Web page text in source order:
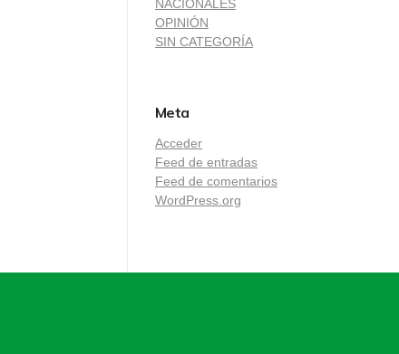
NACIONALES
OPINIÓN
SIN CATEGORÍA
Meta
Acceder
Feed de entradas
Feed de comentarios
WordPress.org